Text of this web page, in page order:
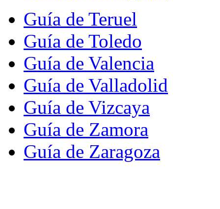
Guía de Teruel
Guía de Toledo
Guía de Valencia
Guía de Valladolid
Guía de Vizcaya
Guía de Zamora
Guía de Zaragoza